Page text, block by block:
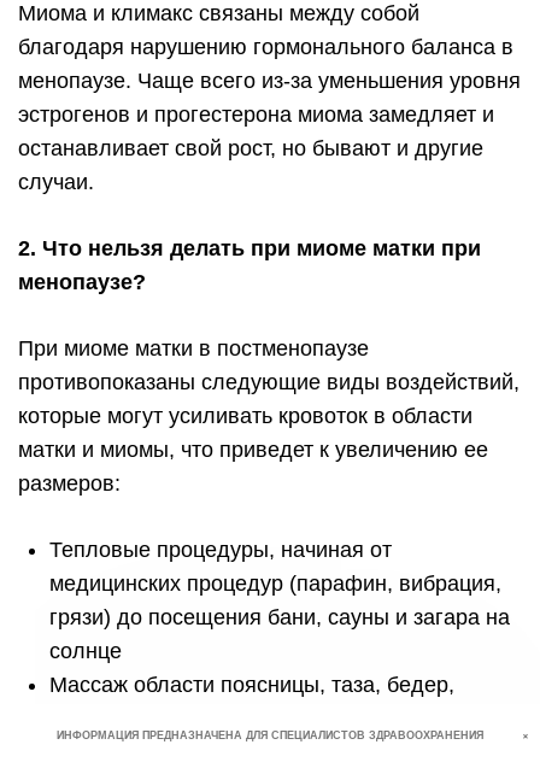
Миома и климакс связаны между собой
благодаря нарушению гормонального баланса в
менопаузе. Чаще всего из-за уменьшения уровня
эстрогенов и прогестерона миома замедляет и
останавливает свой рост, но бывают и другие
случаи.
2. Что нельзя делать при миоме матки при
менопаузе?
При миоме матки в постменопаузе
противопоказаны следующие виды воздействий,
которые могут усиливать кровоток в области
матки и миомы, что приведет к увеличению ее
размеров:
Тепловые процедуры, начиная от
медицинских процедур (парафин, вибрация,
грязи) до посещения бани, сауны и загара на
солнце
Массаж области поясницы, таза, бедер,
+
ИНФОРМАЦИЯ ПРЕДНАЗНАЧЕНА ДЛЯ СПЕЦИАЛИСТОВ ЗДРАВООХРАНЕНИЯ